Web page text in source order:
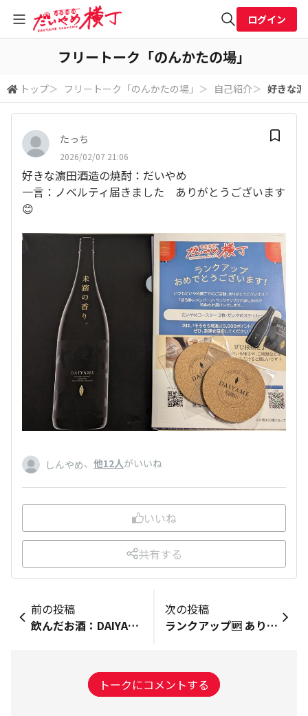
全体検索
検索
ログイン
フリートーク「のんかたの場」
トップ＞ フリートーク「のんかたの場」 ＞ 自己紹介＞ 好きな
たっち
2026/02/07 21:06
好きな濵田酒造の焼酎：だいやめ
一言：ノベルティ届きました ありがとうございます
😊
しんやめ、 他12人がいいね
いいね
共有する
前の投稿
飲んだお酒：DAIYAME 飲み方・コメント：ランクアップのコースターとステッカーを頂きました♪おしゃれなファイルまで！嬉しいです～！これからも楽しく参加させていただきます＾＾ 最近の飲み方は、DAIYAMEを濃い水割りで味わっています。鼻の中で燻る感じが、ふは～～っとなる、ちょっとしたトリップ体験です♪
次の投稿
ランクアップ🆙 ありがとうございます🥰
トークにコメントする